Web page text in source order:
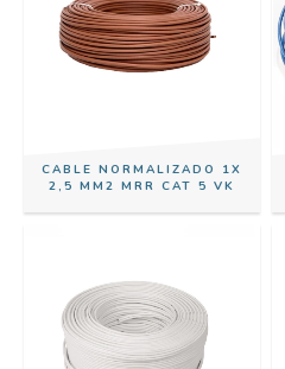
CABLE NORMALIZADO 1X
2,5 MM2 MRR CAT 5 VK